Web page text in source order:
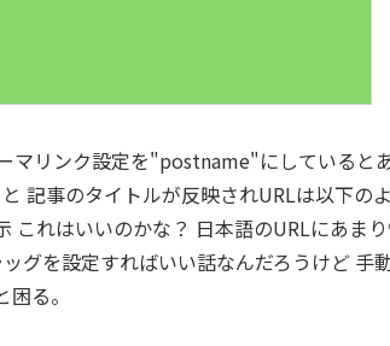
マリンク設定を"postname"にしていると
記事のタイトルが反映されURLは以下
これはいいのかな？ 日本語のURLにあま
グを設定すればいい話なんだろうけど 手
る。